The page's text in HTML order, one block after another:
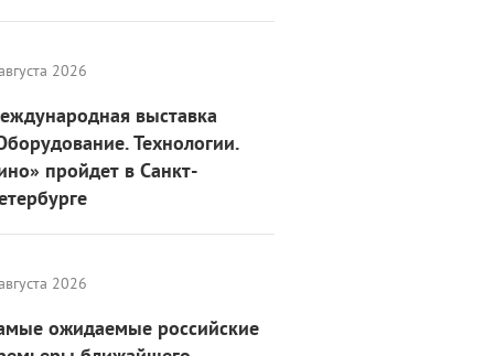
2026
выставка
Технологии.
пройдет в Санкт-
2026
ожидаемые российские